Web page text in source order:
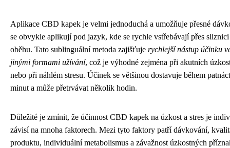
Aplikace CBD kapek je velmi jednoduchá a umožňuje přesné
se obvykle aplikují pod jazyk, kde se rychle vstřebávají přes
oběhu. Tato sublinguální metoda zajišťuje rychlejší nástup účinku
jinými formami užívání, což je výhodné zejména při akutních
nebo při náhlém stresu. Účinek se většinou dostavuje během
minut a může přetrvávat několik hodin.
Důležité je zmínit, že účinnost CBD kapek na úzkost a stres je
závisí na mnoha faktorech. Mezi tyto faktory patří dávkování,
produktu, individuální metabolismus a závažnost úzkostných